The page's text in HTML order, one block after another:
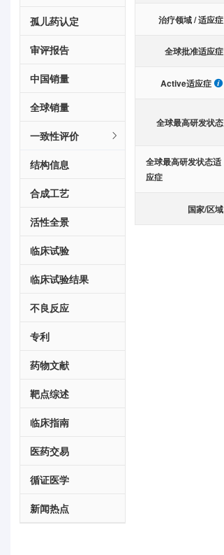
孤儿药认定
审评报告
中国销量
全球销量
一致性评价
结构信息
合成工艺
活性全景
临床试验
临床试验结果
不良反应
专利
药物文献
靶点综述
临床指南
医药交易
循证医学
新闻热点
治疗领域 / 适应症
全球批准适应症
Active适应症
全球最高研发状态
全球最高研发状态适
应症
国家/区域